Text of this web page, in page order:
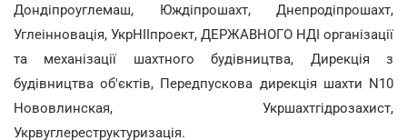
Дондіпроуглемаш, Юждіпрошахт, Днепродіпрошахт,
Углеінновація, УкрНІІпроект, ДЕРЖАВНОГО НДІ організації
та механізації шахтного будівництва, Дирекція з
будівництва об'єктів, Передпускова дирекція шахти N10
Нововлинская, Укршахтгідрозахист,
Укрвуглереструктуризація.